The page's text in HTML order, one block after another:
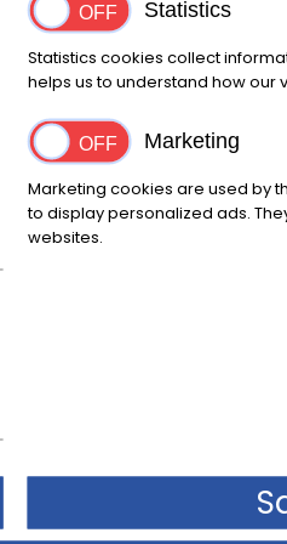
of the bike.
Il concetto è quello
moto progettata con
la carena, presenta
per creare con un
moto.
un suono che sia
stilistiche che la rendono
un kit dedicato
moto.
Statistics
Statistics cookies collect
helps us to understand how our
Marketing
Marketing cookies are used by
to display personalized ads.
websites.